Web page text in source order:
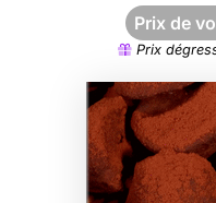
Prix de
Prix